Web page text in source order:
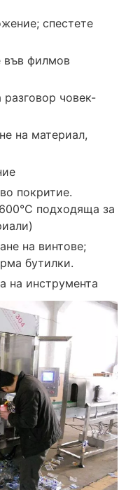
спестете
във филмов
разговор човек-
на материал,
покритие.
подходяща за
на винтове;
бутилки.
на инструмента